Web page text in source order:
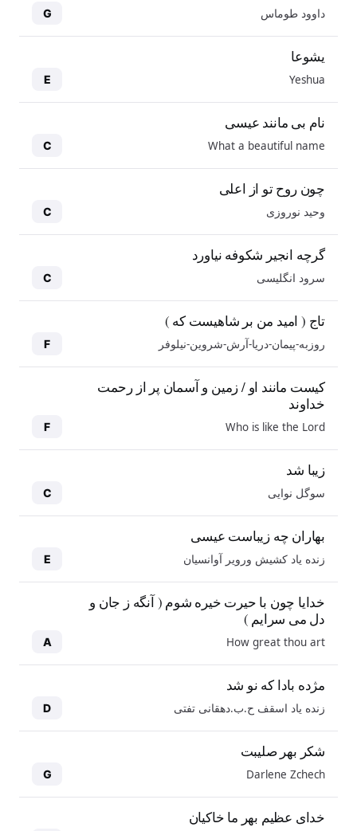
داوود طوماس G
یشوعا
Yeshua
E
نام بی مانند عیسی
What a beautiful name
C
چون روح تو از اعلی
وحید نوروزی C
گرچه انجیر شکوفه نیاورد
سرود انگلیسی C
تاج ( امید من بر شاهیست که )
روزبه-پیمان-دریا-آرش-شروین-نیلوفر F
کیست مانند او / زمین و آسمان پر از رحمت
خداوند
Who is like the Lord
F
زیبا شد
سوگل نوایی C
بهاران چه زیباست عیسی
زنده یاد کشیش ورویر آوانسیان E
خدایا چون با حیرت خیره شوم ( آنگه ز جان و
دل می سرایم )
How great thou art
A
مژده بادا که نو شد
زنده یاد اسقف ح.ب.دهقانی تفتی D
شکر بهر صلیبت
Darlene Zchech
G
خدای عظیم بهر ما خاکیان